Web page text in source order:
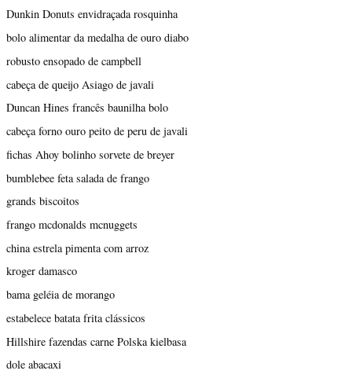
Dunkin Donuts envidraçada rosquinha
bolo alimentar da medalha de ouro diabo
robusto ensopado de campbell
cabeça de queijo Asiago de javali
Duncan Hines francês baunilha bolo
cabeça forno ouro peito de peru de javali
fichas Ahoy bolinho sorvete de breyer
bumblebee feta salada de frango
grands biscoitos
frango mcdonalds mcnuggets
china estrela pimenta com arroz
kroger damasco
bama geléia de morango
estabelece batata frita clássicos
Hillshire fazendas carne Polska kielbasa
dole abacaxi